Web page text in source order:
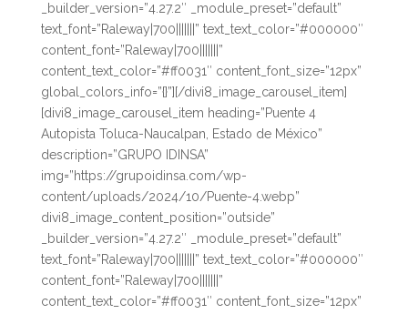
_builder_version=”4.27.2″ _module_preset=”default”
text_font=”Raleway|700|||||||” text_text_color=”#000000″
content_font=”Raleway|700|||||||”
content_text_color=”#ff0031″ content_font_size=”12px”
global_colors_info=”{}”][/divi8_image_carousel_item]
[divi8_image_carousel_item heading=”Puente 4
Autopista Toluca-Naucalpan, Estado de México”
description=”GRUPO IDINSA”
img=”https://grupoidinsa.com/wp-
content/uploads/2024/10/Puente-4.webp”
divi8_image_content_position=”outside”
_builder_version=”4.27.2″ _module_preset=”default”
text_font=”Raleway|700|||||||” text_text_color=”#000000″
content_font=”Raleway|700|||||||”
content_text_color=”#ff0031″ content_font_size=”12px”